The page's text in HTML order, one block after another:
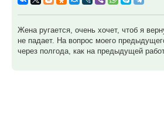
Жена ругается, очень хочет, чтоб я
не падает. На вопрос моего
через полгода, как на предыдущей